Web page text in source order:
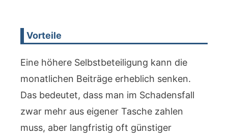
Vorteile
Eine höhere Selbstbeteiligung kann die
monatlichen Beiträge erheblich senken.
Das bedeutet, dass man im Schadensfall
zwar mehr aus eigener Tasche zahlen
muss, aber langfristig oft günstiger